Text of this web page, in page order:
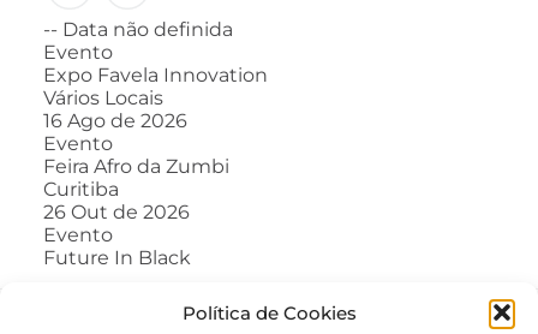
Política de Cookies
-- Data não definida
Evento
Expo Favela Innovation
Vários Locais
16 Ago de 2026
Evento
Feira Afro da Zumbi
Curitiba
26 Out de 2026
Evento
Future In Black